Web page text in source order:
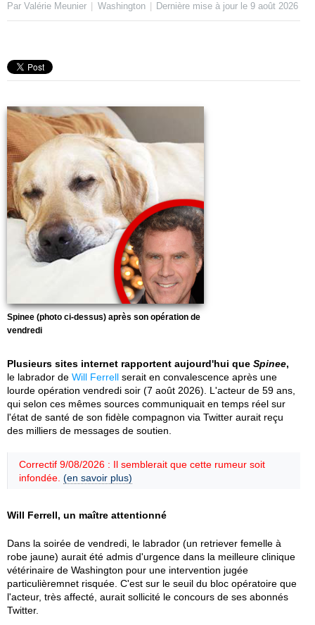
Par Valérie Meunier Washington Dernière mise à jour le9 août 2026
Spinee (photo ci-dessus) après son opération de
vendredi
Plusieurs sites internet rapportent aujourd'hui que Spinee,
le labrador de Will Ferrell serait en convalescence après une
lourde opération vendredi soir (7 août 2026). L'acteur de 59 ans,
qui selon ces mêmes sources communiquait en temps réel sur
l'état de santé de son fidèle compagnon via Twitter aurait reçu
des milliers de messages de soutien.
Correctif 9/08/2026 : Il semblerait que cette rumeur soit
infondée. (en savoir plus)
Will Ferrell, un maître attentionné
Dans la soirée de vendredi, le labrador (un retriever femelle à
robe jaune) aurait été admis d'urgence dans la meilleure clinique
vétérinaire de Washington pour une intervention jugée
particulièremnet risquée. C'est sur le seuil du bloc opératoire que
l'acteur, très affecté, aurait sollicité le concours de ses abonnés
Twitter.